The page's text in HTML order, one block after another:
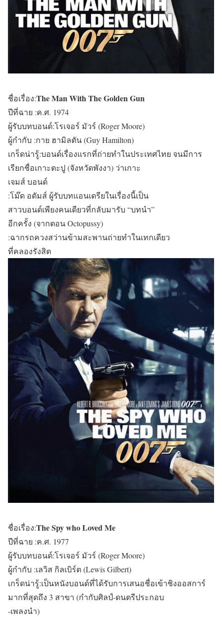
ชื่อเรื่อง:The Man With The Golden Gun
ปีที่ฉาย :ค.ศ. 1974
ผู้รับบทบอนด์:โรเจอร์ มัวร์ (Roger Moore)
ผู้กำกับ :กาย ฮามิลตัน (Guy Hamilton)
เกร็ดน่ารู้:บอนด์เรื่องแรกที่ถ่ายทำในประเทศไทย จนมีการ
เรียกชื่อเกาะตะปู (จังหวัดพังงา) ว่าเกาะ
เจมส์ บอนด์
:โม๊ด อดัมส์ ผู้รับบทแอนเดรียในเรื่องนี้เป็น
สาวบอนด์เพียงคนเดียวที่กลับมารับ “บทนำ”
อีกครั้ง (จากตอน Octopussy)
:ฉากรถควงสว่านข้ามสะพานถ่ายทำในเทกเดียว
ที่คลองรังสิต
ชื่อเรื่อง:The Spy who Loved Me
ปีที่ฉาย :ค.ศ. 1977
ผู้รับบทบอนด์:โรเจอร์ มัวร์ (Roger Moore)
ผู้กำกับ :เลวิส กิลเบิร์ต (Lewis Gilbert)
เกร็ดน่ารู้:เป็นหนังบอนด์ที่ได้รับการเสนอชื่อเข้าชิงออสการ์
มากที่สุดถึง 3 สาขา (กำกับศิลป์-ดนตรีประกอบ
-เพลงนำ)